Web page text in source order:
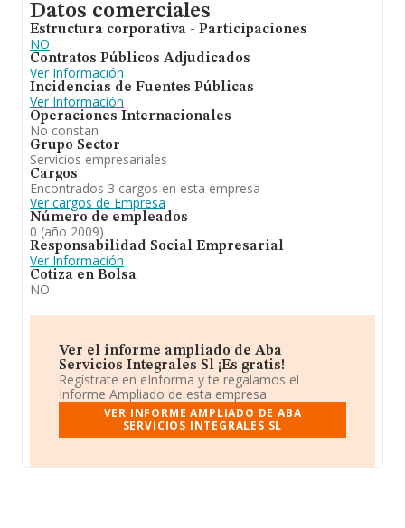
Datos comerciales
Estructura corporativa - Participaciones
NO
Contratos Públicos Adjudicados
Ver Información
Incidencias de Fuentes Públicas
Ver Información
Operaciones Internacionales
No constan
Grupo Sector
Servicios empresariales
Cargos
Encontrados 3 cargos en esta empresa
Ver cargos de Empresa
Número de empleados
0 (año 2009)
Responsabilidad Social Empresarial
Ver Información
Cotiza en Bolsa
NO
Ver el informe ampliado de Aba
Servicios Integrales Sl ¡Es gratis!
Regístrate en eInforma y te regalamos el
Informe Ampliado de esta empresa.
VER INFORME AMPLIADO DE ABA
SERVICIOS INTEGRALES SL